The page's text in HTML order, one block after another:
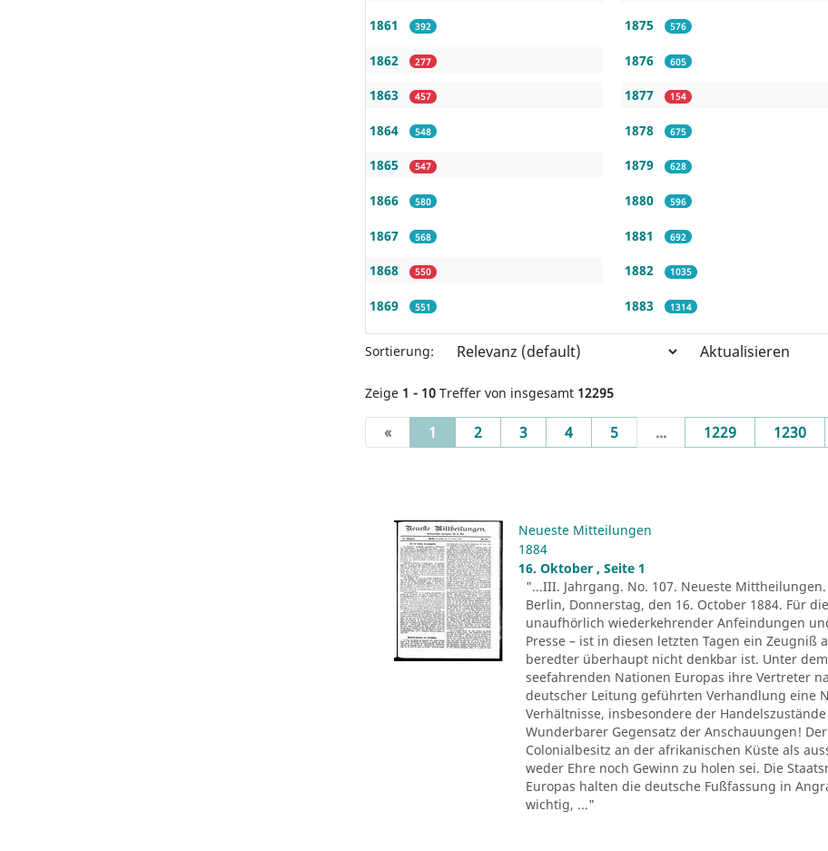
1861 392
1862 277
1863 457
1864 548
1865 547
1866 580
1867 568
1868 550
1869 551
1875 576
1876 605
1877 154
1878 675
1879 628
1880 596
1881 692
1882 1035
1883 1314
Sortierung: Aktualisieren
Zeige 1 - 10 Treffer von insgesamt 12295
« 1 (current)
2 3 4 5 ... 1229 1230
Neueste Mitteilungen
1884
16. Oktober , Seite 1
"...III. Jahrgang. No. 107. Neueste
Berlin, Donnerstag, den 16. October 1884. Für
unaufhörlich wiederkehrender Anfeindungen
Presse – ist in diesen letzten Tagen ein
beredter überhaupt nicht denkbar ist. Unter
seefahrenden Nationen Europas ihre Vertreter
deutscher Leitung geführten Verhandlung eine
Verhältnisse, insbesondere der
Wunderbarer Gegensatz der Anschauungen!
Colonialbesitz an der afrikanischen Küste als
weder Ehre noch Gewinn zu holen sei. Die
Europas halten die deutsche Fußfassung in
wichtig, ..."